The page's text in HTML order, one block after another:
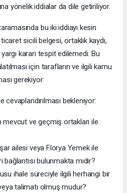
yönelik iddialar da dile getiriliyor.
bu iki iddiayı kesin
sicili belgesi, ortaklık kaydı,
kararı tespit edilemedi. Bu
için tarafların ve ilgili kamu
gerekiyor.
bekleniyor:
mevcut ve geçmiş ortakları ile
ailesi veya Florya Yemek ile
bulunmakta mıdır?
ihale süreciyle ilgili herhangi bir
talimatı olmuş mudur?